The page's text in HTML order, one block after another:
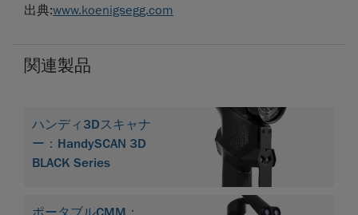
出典:www.koenigsegg.com
関連製品
ハンディ3Dスキャナ
ー：HandySCAN 3D
BLACK Series